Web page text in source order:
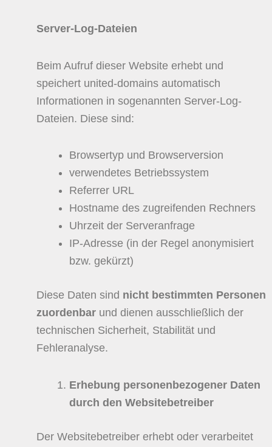
Server-Log-Dateien
Beim Aufruf dieser Website erhebt und
speichert united-domains automatisch
Informationen in sogenannten Server-Log-
Dateien. Diese sind:
Browsertyp und Browserversion
verwendetes Betriebssystem
Referrer URL
Hostname des zugreifenden Rechners
Uhrzeit der Serveranfrage
IP-Adresse (in der Regel anonymisiert
bzw. gekürzt)
Diese Daten sind nicht bestimmten Personen
zuordenbar und dienen ausschließlich der
technischen Sicherheit, Stabilität und
Fehleranalyse.
Erhebung personenbezogener Daten
durch den Websitebetreiber
Der Websitebetreiber erhebt oder verarbeitet